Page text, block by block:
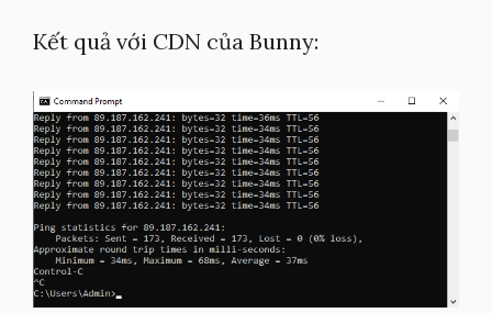
Kết quả với CDN của Bunny: